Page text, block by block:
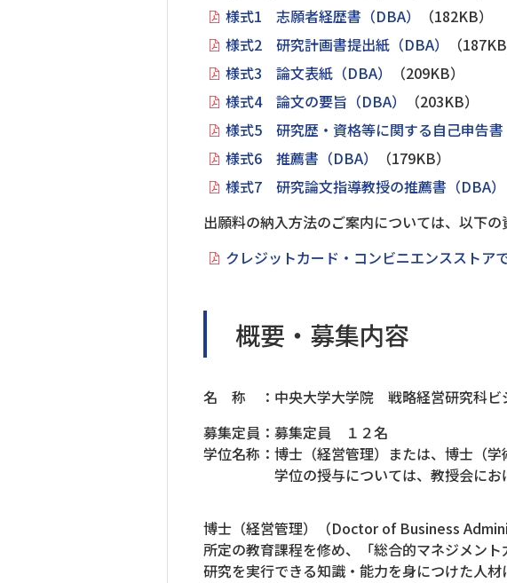
様式1 志願者経歴書（DBA）
（182KB）
様式2 研究計画書提出紙（DBA）
（187KB
様式3 論文表紙（DBA）
（209KB）
様式4 論文の要旨（DBA）
（203KB）
様式5 研究歴・資格等に関する自己申告書
様式6 推薦書（DBA）
（179KB）
様式7 研究論文指導教授の推薦書（DBA）
出願料の納入方法のご案内については、以下の
クレジットカード・コンビニエンスストア
概要・募集内容
名 称 ：中央大学大学院 戦略経営研究科ビ
募集定員：募集定員 １２名
学位名称：博士（経営管理）または、博士（学
学位の授与については、教授会にお
博士（経営管理）（Doctor of Business
所定の教育課程を修め、「総合的マネジメン
研究を実行できる知識・能力を身につけた人材